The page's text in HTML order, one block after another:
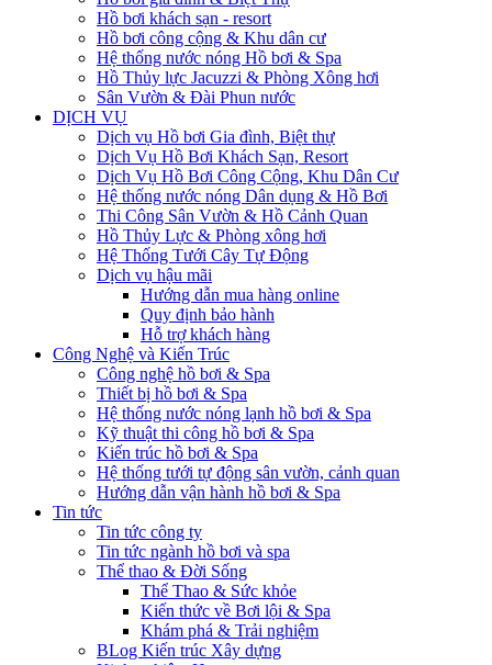
Hồ bơi khách sạn - resort
Hồ bơi công cộng & Khu dân cư
Hệ thống nước nóng Hồ bơi & Spa
Hồ Thủy lực Jacuzzi & Phòng Xông hơi
Sân Vườn & Đài Phun nước
DỊCH VỤ
Dịch vụ Hồ bơi Gia đình, Biệt thự
Dịch Vụ Hồ Bơi Khách Sạn, Resort
Dịch Vụ Hồ Bơi Công Cộng, Khu Dân Cư
Hệ thống nước nóng Dân dụng & Hồ Bơi
Thi Công Sân Vườn & Hồ Cảnh Quan
Hồ Thủy Lực & Phòng xông hơi
Hệ Thống Tưới Cây Tự Động
Dịch vụ hậu mãi
Hướng dẫn mua hàng online
Quy định bảo hành
Hỗ trợ khách hàng
Công Nghệ và Kiến Trúc
Công nghệ hồ bơi & Spa
Thiết bị hồ bơi & Spa
Hệ thống nước nóng lạnh hồ bơi & Spa
Kỹ thuật thi công hồ bơi & Spa
Kiến trúc hồ bơi & Spa
Hệ thống tưới tự động sân vườn, cảnh quan
Hướng dẫn vận hành hồ bơi & Spa
Tin tức
Tin tức công ty
Tin tức ngành hồ bơi và spa
Thể thao & Đời Sống
Thể Thao & Sức khỏe
Kiến thức về Bơi lội & Spa
Khám phá & Trải nghiệm
BLog Kiến trúc Xây dựng